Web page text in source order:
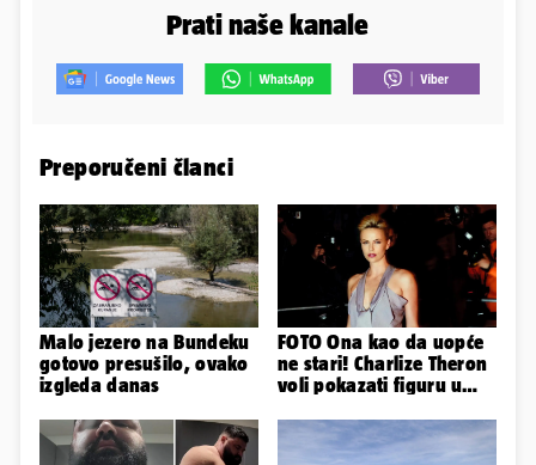
Prati naše kanale
Preporučeni članci
Malo jezero na Bundeku
gotovo presušilo, ovako
izgleda danas
FOTO Ona kao da uopće
ne stari! Charlize Theron
voli pokazati figuru u